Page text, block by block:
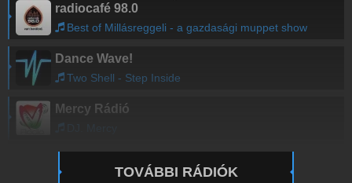
radiocafé 98.0
Best of Millásreggeli - a gazdasági muppet show
Dance Wave!
Two Shell - Step Inside
Mercy Rádió
TOVÁBBI RÁDIÓK